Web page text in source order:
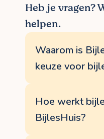
Heb je vragen?
helpen.
Waarom is
keuze voor
allerbelangrijkste is
screenen en
bijlesdocent uit regio
Hoe werkt
BijlesHuis?